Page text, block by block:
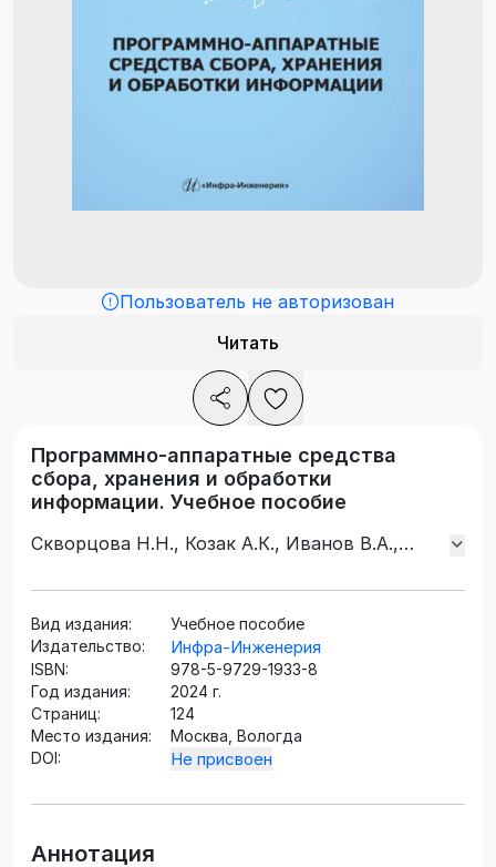
Пользователь не авторизован
Читать
Программно-аппаратные средства
сбора, хранения и обработки
информации. Учебное пособие
Скворцова Н.Н., Козак А.К., Иванов В.А.,
Вид издания:
Учебное пособие
Издательство:
Инфра-Инженерия
ISBN:
978-5-9729-1933-8
Год издания:
2024 г.
Страниц:
124
Место издания:
Москва, Вологда
DOI:
Не присвоен
Аннотация